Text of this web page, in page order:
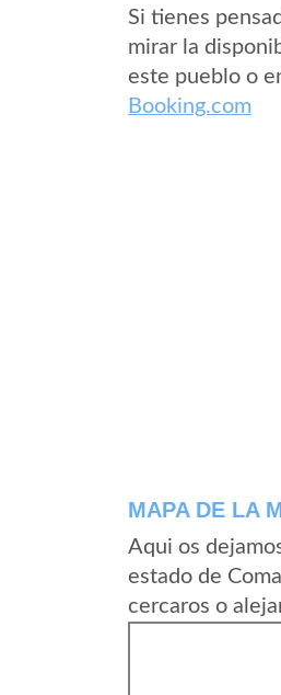
Si tienes
mirar la
este pueblo o
Booking.com
MAPA DE LA
Aqui os
estado de
cercaros o